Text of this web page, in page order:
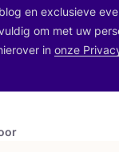
en exclu­sie­ve
om met uw
in onze